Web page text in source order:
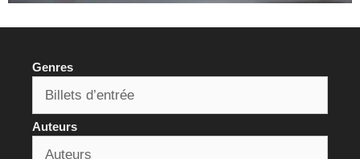
Genres
Auteurs